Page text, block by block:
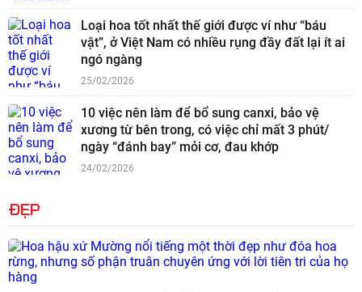
Loại hoa tốt nhất thế giới được ví như “báu
vật”, ở Việt Nam có nhiều rụng đầy đất lại ít ai
ngó ngàng
25/02/2026
10 việc nên làm để bổ sung canxi, bảo vệ
xương từ bên trong, có việc chỉ mất 3 phút/
ngày “đánh bay” mỏi cơ, đau khớp
24/02/2026
ĐẸP